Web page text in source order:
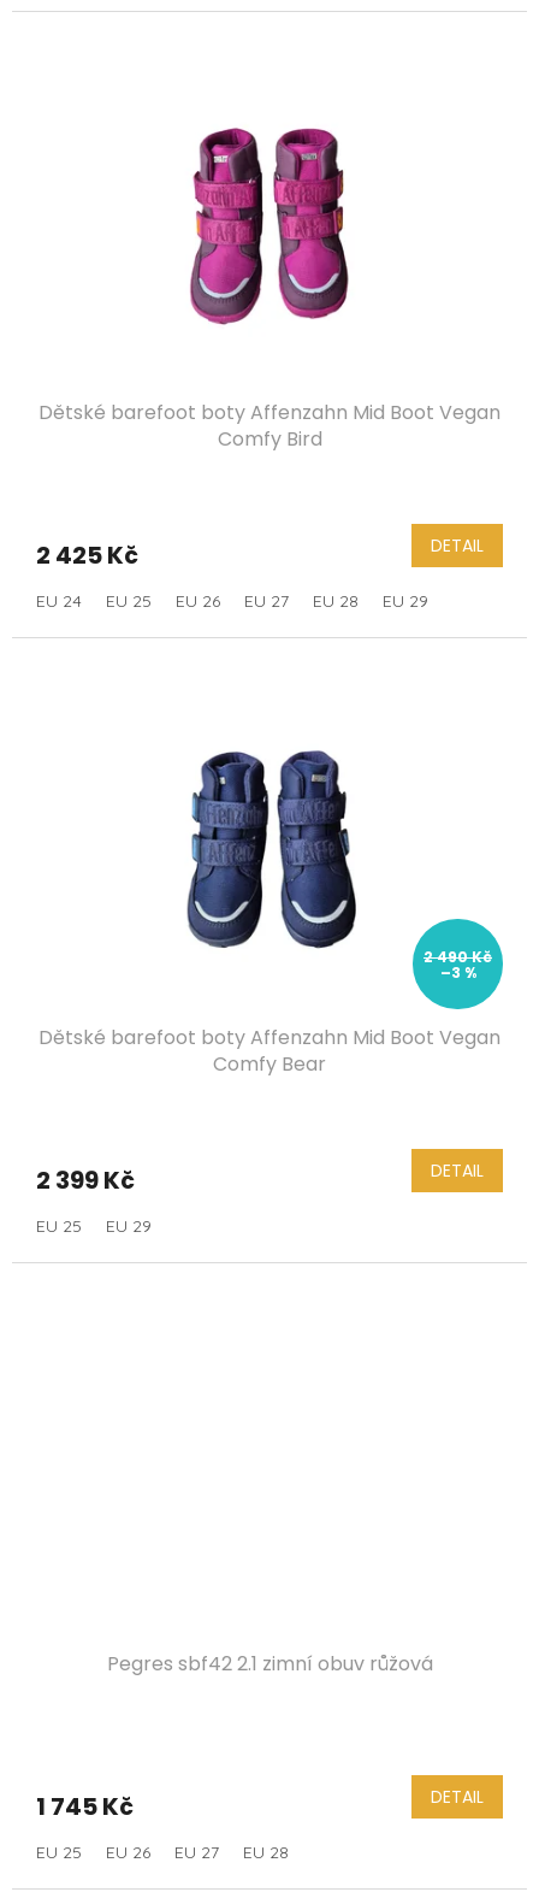
Dětské barefoot boty Affenzahn Mid Boot Vegan
Comfy Bird
2 425 Kč DETAIL
EU 24 EU 25 EU 26 EU 27 EU 28 EU 29
2 490 Kč
–3 %
Dětské barefoot boty Affenzahn Mid Boot Vegan
Comfy Bear
2 399 Kč DETAIL
EU 25 EU 29
Pegres sbf42 2.1 zimní obuv růžová
1 745 Kč DETAIL
EU 25 EU 26 EU 27 EU 28